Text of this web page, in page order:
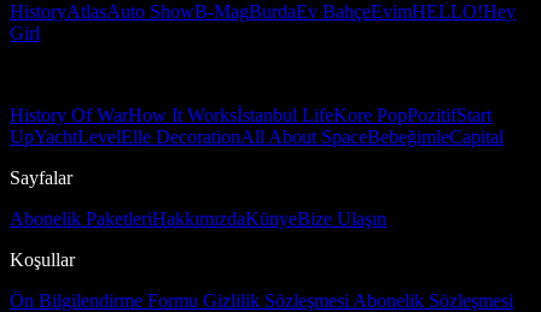
HistoryAtlasAuto ShowB-MagBurdaEv BahçeEvimHELLO!Hey
Girl
History Of WarHow It Worksİstanbul LifeKore PopPozitifStart
UpYachtLevelElle DecorationAll About SpaceBebeğimleCapital
Sayfalar
Abonelik PaketleriHakkımızdaKünyeBize Ulaşın
Koşullar
Ön Bilgilendirme Formu Gizlilik Sözleşmesi Abonelik Sözleşmesi